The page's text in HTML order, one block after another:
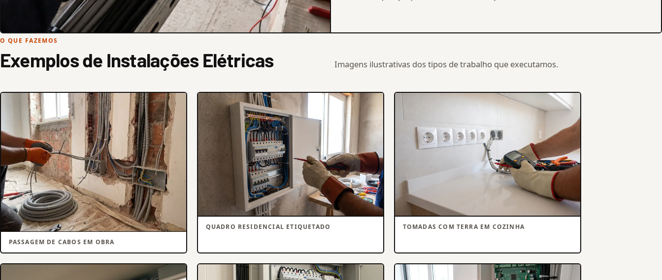
O QUE FAZEMOS
Exemplos de Instalações Elétricas Imagens ilustrativas dos tipos de trabalho que executamos.
PASSAGEM DE CABOS EM OBRA
QUADRO RESIDENCIAL ETIQUETADO TOMADAS COM TERRA EM COZINHA